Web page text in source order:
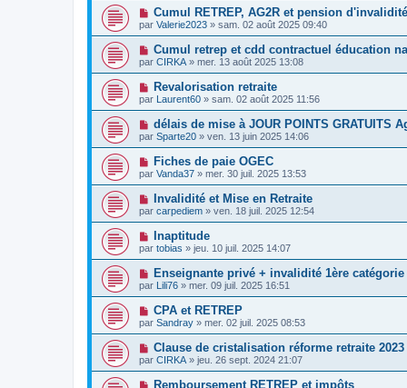
Cumul RETREP, AG2R et pension
par Valerie2023 » sam. 02 août 2025 09:40
Cumul retrep et cdd contractuel éducation
par CIRKA » mer. 13 août 2025 13:08
Revalorisation retraite
par Laurent60 » sam. 02 août 2025 11:56
délais de mise à JOUR POINTS GRATUITS
par Sparte20 » ven. 13 juin 2025 14:06
Fiches de paie OGEC
par Vanda37 » mer. 30 juil. 2025 13:53
Invalidité et Mise en Retraite
par carpediem » ven. 18 juil. 2025 12:54
Inaptitude
par tobias » jeu. 10 juil. 2025 14:07
Enseignante privé + invalidité 1ère catégorie
par Lili76 » mer. 09 juil. 2025 16:51
CPA et RETREP
par Sandray » mer. 02 juil. 2025 08:53
Clause de cristalisation réforme retraite
par CIRKA » jeu. 26 sept. 2024 21:07
Remboursement RETREP et impôts